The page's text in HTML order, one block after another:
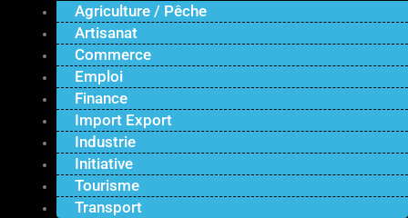
Agriculture / Pêche
Artisanat
Commerce
Emploi
Finance
Import Export
Industrie
Initiative
Tourisme
Transport